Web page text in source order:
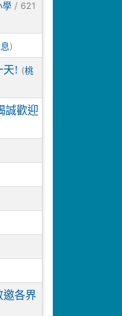
學 / 621
)
天! (桃
誠歡迎
邀各界